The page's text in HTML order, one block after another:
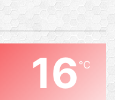
16℃